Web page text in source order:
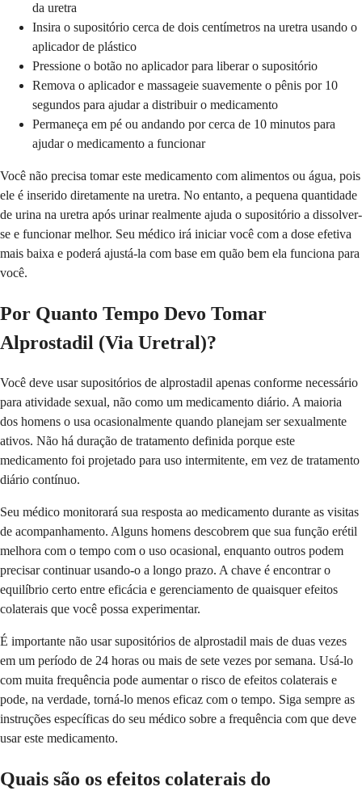
da uretra
Insira o supositório cerca de dois centímetros na uretra usando o
aplicador de plástico
Pressione o botão no aplicador para liberar o supositório
Remova o aplicador e massageie suavemente o pênis por 10
segundos para ajudar a distribuir o medicamento
Permaneça em pé ou andando por cerca de 10 minutos para
ajudar o medicamento a funcionar
Você não precisa tomar este medicamento com alimentos ou água, pois
ele é inserido diretamente na uretra. No entanto, a pequena quantidade
de urina na uretra após urinar realmente ajuda o supositório a dissolver-
se e funcionar melhor. Seu médico irá iniciar você com a dose efetiva
mais baixa e poderá ajustá-la com base em quão bem ela funciona para
você.
Por Quanto Tempo Devo Tomar
Alprostadil (Via Uretral)?
Você deve usar supositórios de alprostadil apenas conforme necessário
para atividade sexual, não como um medicamento diário. A maioria
dos homens o usa ocasionalmente quando planejam ser sexualmente
ativos. Não há duração de tratamento definida porque este
medicamento foi projetado para uso intermitente, em vez de tratamento
diário contínuo.
Seu médico monitorará sua resposta ao medicamento durante as visitas
de acompanhamento. Alguns homens descobrem que sua função erétil
melhora com o tempo com o uso ocasional, enquanto outros podem
precisar continuar usando-o a longo prazo. A chave é encontrar o
equilíbrio certo entre eficácia e gerenciamento de quaisquer efeitos
colaterais que você possa experimentar.
É importante não usar supositórios de alprostadil mais de duas vezes
em um período de 24 horas ou mais de sete vezes por semana. Usá-lo
com muita frequência pode aumentar o risco de efeitos colaterais e
pode, na verdade, torná-lo menos eficaz com o tempo. Siga sempre as
instruções específicas do seu médico sobre a frequência com que deve
usar este medicamento.
Quais são os efeitos colaterais do